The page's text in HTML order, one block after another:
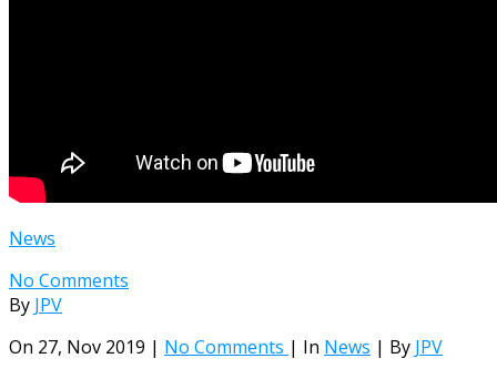
News
No Comments
By JPV
On 27, Nov 2019 | No Comments | In News | By JPV